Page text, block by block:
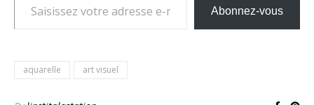
Abonnez-vous
aquarelle art visuel